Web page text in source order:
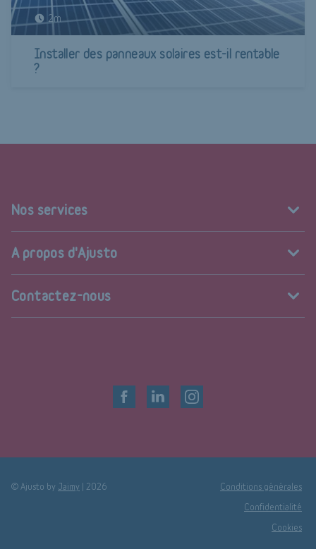
2m
Installer des panneaux solaires est-il rentable
?
Nos services
A propos d'Ajusto
Contactez-nous
© Ajusto by Jaimy 2026 Conditions générales
Confidentialité
Cookies